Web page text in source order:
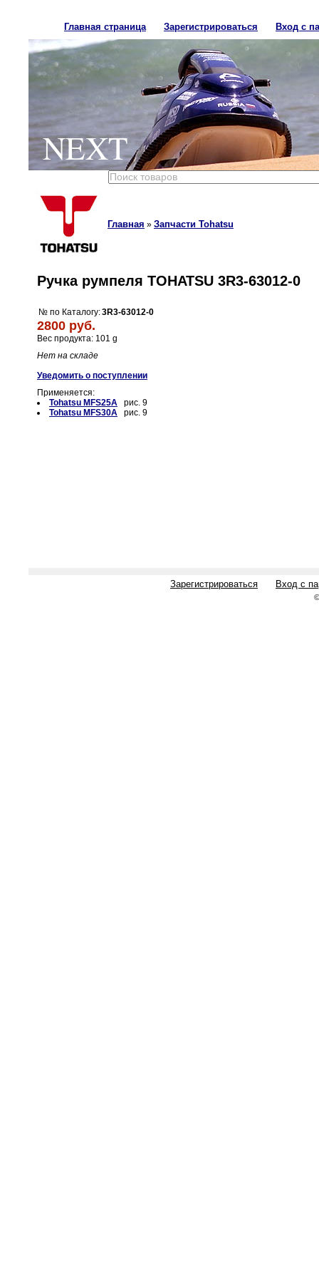
Главная страница Зарегистрироваться Вход с
NEXT
Главная » Запчасти Tohatsu
Ручка румпеля TOHATSU 3R3-63012-0
№ по Каталогу:3R3-63012-0
2800 руб.
Вес продукта: 101 g
Нет на складе
Уведомить о поступлении
Применяется:
Tohatsu MFS25A рис. 9
Tohatsu MFS30A рис. 9
Зарегистрироваться Вход с